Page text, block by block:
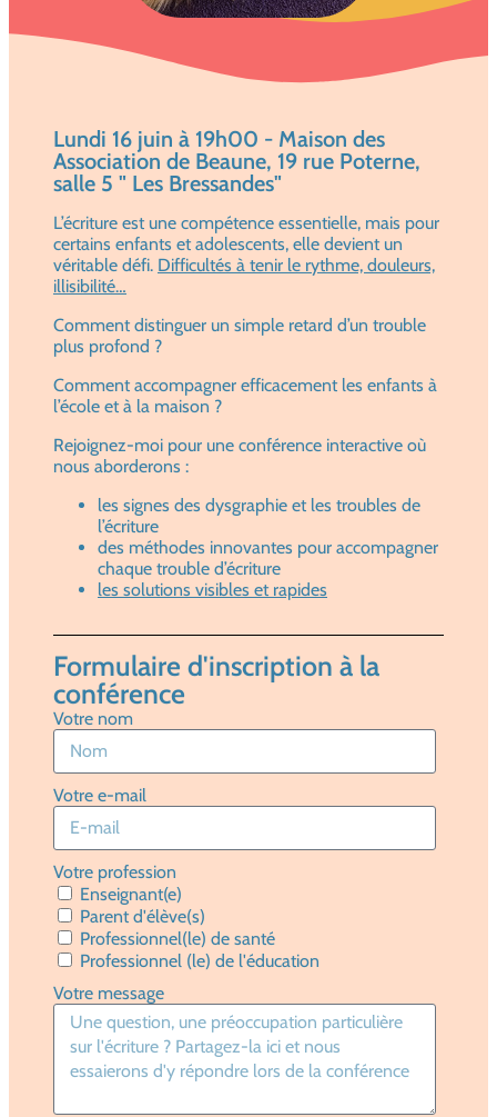
Lundi 16 juin à 19h00 - Maison des
Association de Beaune, 19 rue Poterne,
salle 5 " Les Bressandes"
L’écriture est une compétence essentielle, mais pour
certains enfants et adolescents, elle devient un
véritable défi. Difficultés à tenir le rythme, douleurs,
illisibilité…
Comment distinguer un simple retard d’un trouble
plus profond ?
Comment accompagner efficacement les enfants à
l’école et à la maison ?
Rejoignez-moi pour une conférence interactive où
nous aborderons :
les signes des dysgraphie et les troubles de
l’écriture
des méthodes innovantes pour accompagner
chaque trouble d’écriture
les solutions visibles et rapides
Formulaire d'inscription à la
conférence
Votre nom
Votre e-mail
Votre profession
Enseignant(e)
Parent d'élève(s)
Professionnel(le) de santé
Professionnel (le) de l'éducation
Votre message